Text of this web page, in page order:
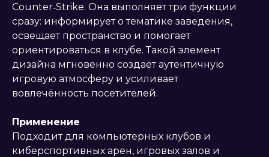
Counter‑Strike. Она выполняет три функции
сразу: информирует о тематике заведения,
освещает пространство и помогает
ориентироваться в клубе. Такой элемент
дизайна мгновенно создаёт аутентичную
игровую атмосферу и усиливает
вовлечённость посетителей.
Применение
Подходит для компьютерных клубов и
киберспортивных арен, игровых залов и